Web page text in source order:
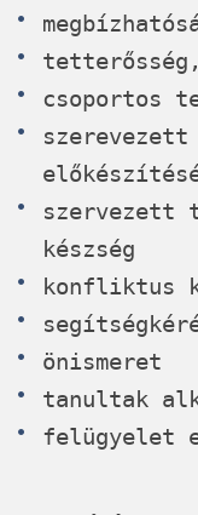
csoportos
szerevezett
szervezett
készség
konfliktus
önismeret
tanultak
felügyelet